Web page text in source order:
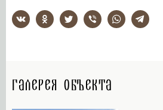
Галерея объекта